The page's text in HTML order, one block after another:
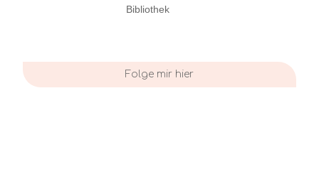
Bibliothek
Folge mir hier